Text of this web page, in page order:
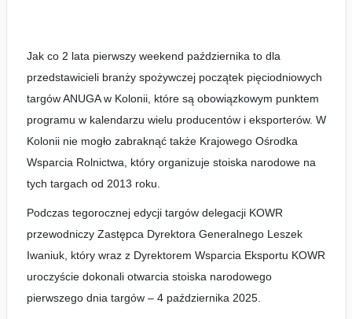
Jak co 2 lata pierwszy weekend października to dla
przedstawicieli branży spożywczej początek pięciodniowych
targów ANUGA w Kolonii, które są obowiązkowym punktem
programu w kalendarzu wielu producentów i eksporterów. W
Kolonii nie mogło zabraknąć także Krajowego Ośrodka
Wsparcia Rolnictwa, który organizuje stoiska narodowe na
tych targach od 2013 roku.
Podczas tegorocznej edycji targów delegacji KOWR
przewodniczy Zastępca Dyrektora Generalnego Leszek
Iwaniuk, który wraz z Dyrektorem Wsparcia Eksportu KOWR
uroczyście dokonali otwarcia stoiska narodowego
pierwszego dnia targów – 4 października 2025.